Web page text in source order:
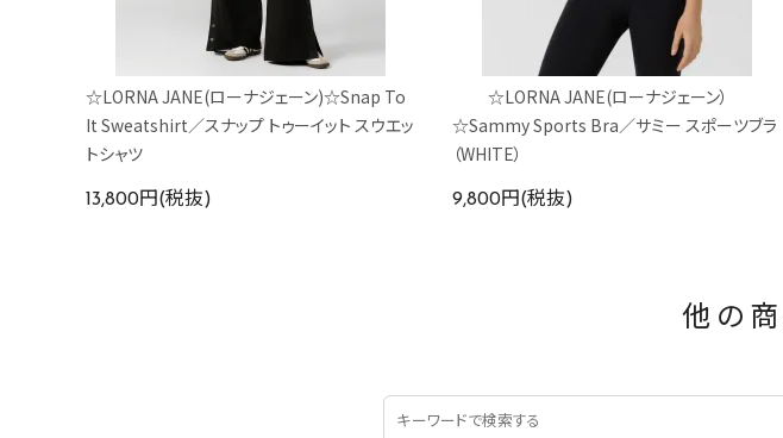
☆LORNA JANE(ローナジェーン)☆Snap To
It Sweatshirt／スナップ トゥーイット スウエッ
トシャツ
13,800円(税抜)
☆LORNA JANE(ローナジェーン）
☆Sammy Sports Bra／サミー スポーツブラ
（WHITE）
9,800円(税抜)
他の